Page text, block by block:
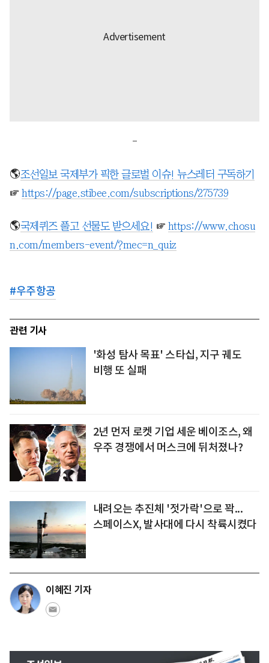
-
🌎조선일보 국제부가 픽한 글로벌 이슈! 뉴스레터 구독하기
☞ https://page.stibee.com/subscriptions/275739
🌎국제퀴즈 풀고 선물도 받으세요! ☞ https://www.chosu
n.com/members-event/?mec=n_quiz
#우주항공
관련 기사
'화성 탐사 목표' 스타십, 지구 궤도
비행 또 실패
2년 먼저 로켓 기업 세운 베이조스, 왜
우주 경쟁에서 머스크에 뒤처졌나?
내려오는 추진체 '젓가락'으로 꽉...
스페이스X, 발사대에 다시 착륙시켰다
이혜진 기자